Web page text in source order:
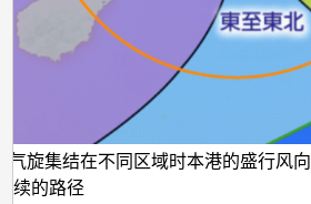
旋集结在不同区域时本港的盛行风向
续的路径